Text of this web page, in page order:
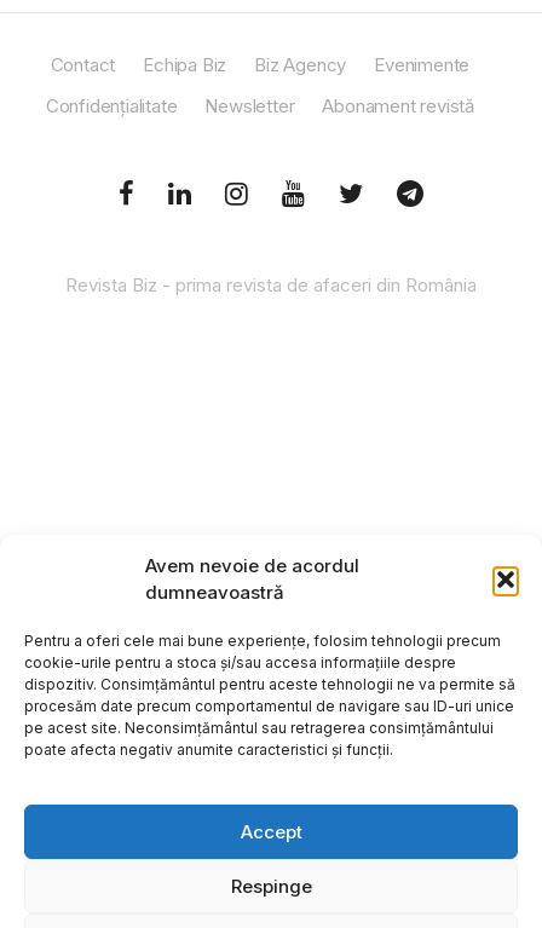
Avem nevoie de acordul
dumneavoastră
Pentru a oferi cele mai bune experiențe, folosim tehnologii precum
cookie-urile pentru a stoca și/sau accesa informațiile despre
dispozitiv. Consimțământul pentru aceste tehnologii ne va permite să
procesăm date precum comportamentul de navigare sau ID-uri unice
pe acest site. Neconsimțământul sau retragerea consimțământului
poate afecta negativ anumite caracteristici și funcții.
Accept
Respinge
Contact Echipa Biz Biz Agency
Evenimente
Confidențialitate
Newsletter Abonament revistă
Revista Biz - prima revista de afaceri din România
Copyright ©2026